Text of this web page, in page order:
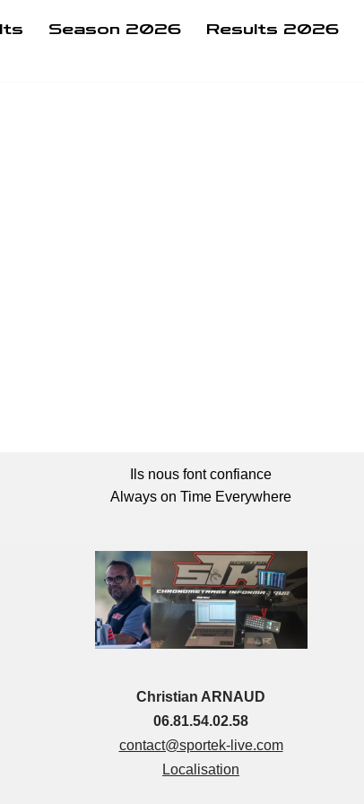
Season 2026 Results 2026
Ils nous font confiance
Always on Time Everywhere
Christian ARNAUD
06.81.54.02.58
contact@sportek-live.com
Localisation